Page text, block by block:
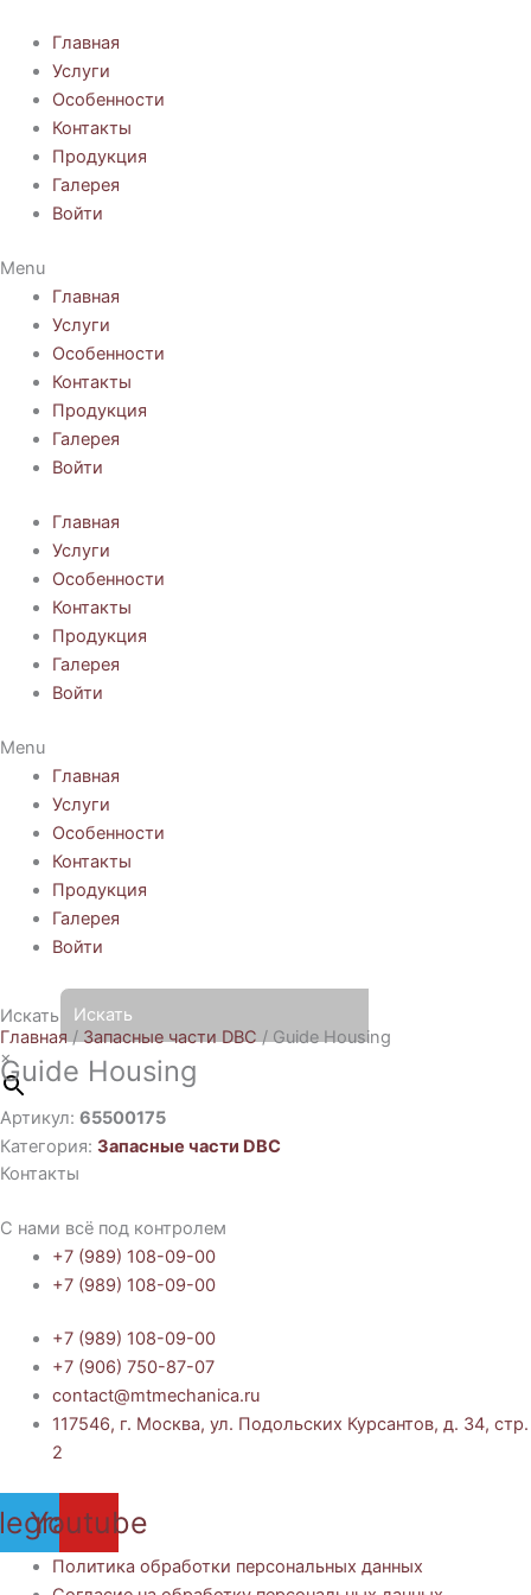
содержимому
Главная
Услуги
Особенности
Контакты
Продукция
Галерея
Войти
Menu
Главная
Услуги
Особенности
Контакты
Продукция
Галерея
Войти
Главная
Услуги
Особенности
Контакты
Продукция
Галерея
Войти
Menu
Главная
Услуги
Особенности
Контакты
Продукция
Галерея
Войти
Искать
×
Главная / Запасные части DBC / Guide Housing
Guide Housing
Артикул: 65500175
Категория: Запасные части DBC
Контакты
С нами всё под контролем
+7 (989) 108-09-00
+7 (989) 108-09-00
+7 (989) 108-09-00
+7 (906) 750-87-07
contact@mtmechanica.ru
117546, г. Москва, ул. Подольских Курсантов, д. 34, стр.
2
Youtube
Политика обработки персональных данных